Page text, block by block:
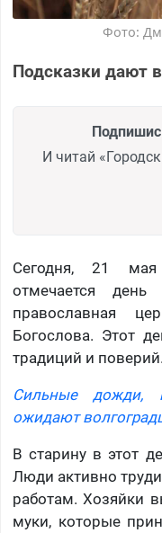
Фото:
Подсказки дают
И читай
Сегодня, 21
отмечается
православная
Богослова. Этот
традиций и поверий.
Сильные дожди,
ожидают
В старину в этот
Люди активно
работам. Хозяйки
муки, которые